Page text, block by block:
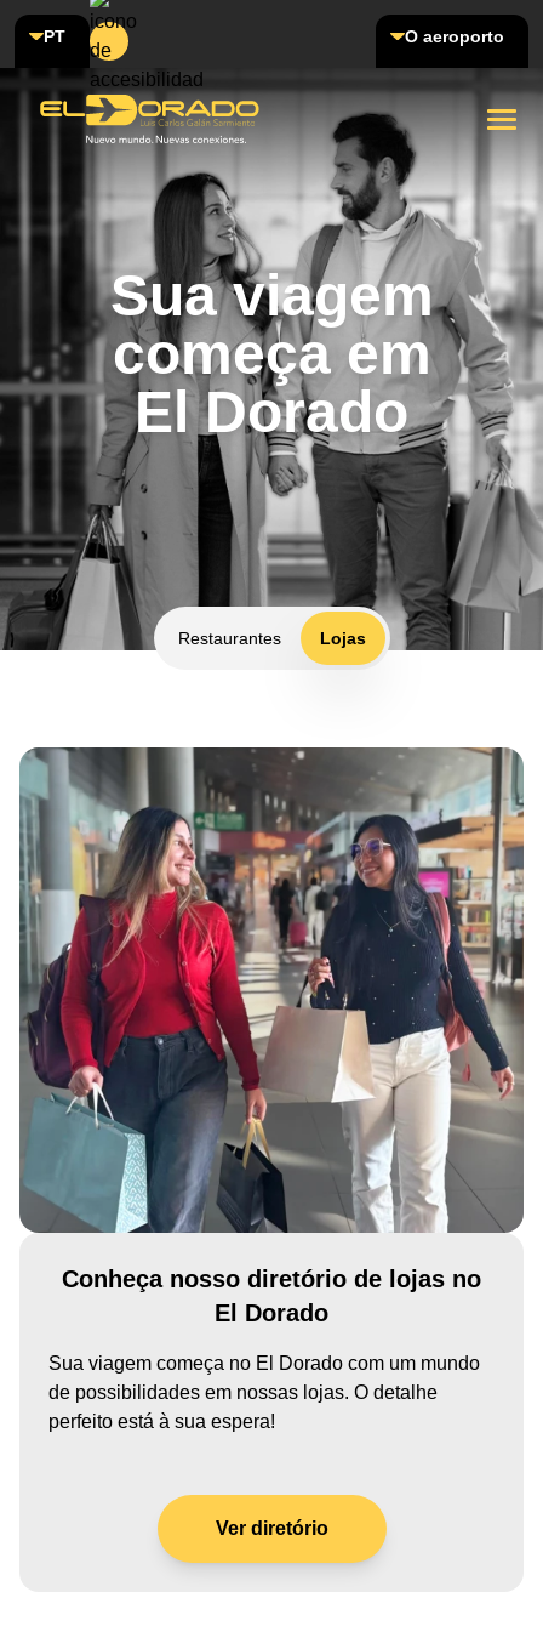
PT O aeroporto
Sua viagem
começa em
El Dorado
Restaurantes Lojas
Conheça nosso diretório de lojas no
El Dorado
Sua viagem começa no El Dorado com um mundo
de possibilidades em nossas lojas. O detalhe
perfeito está à sua espera!
Ver diretório